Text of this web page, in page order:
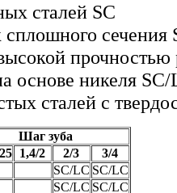
сталей SC
сплошного сечения
основе никеля
сталей с
Шаг зуба
1,4/2 2/3
3/4
SC/LC SC/LC
SC/LC SC/LC